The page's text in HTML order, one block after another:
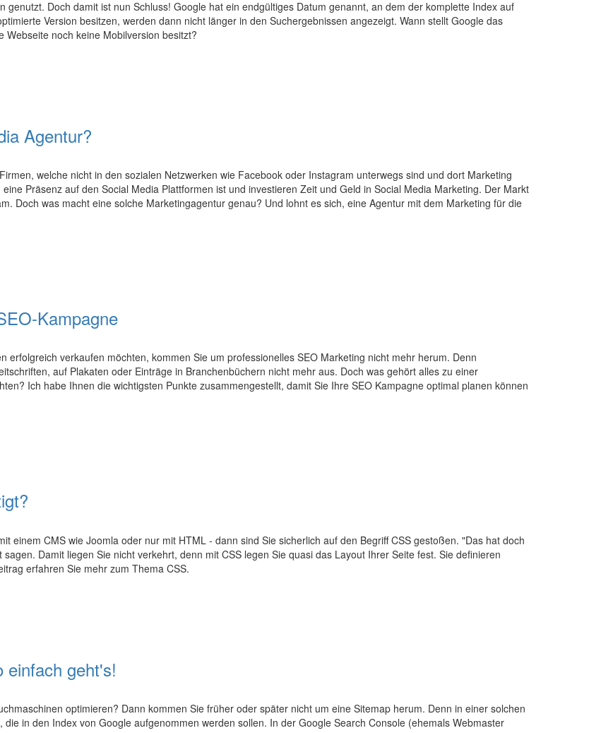
Doch damit ist nun Schluss! Google hat ein endgültiges Datum genannt, an dem der komplette Index auf
Version besitzen, werden dann nicht länger in den Suchergebnissen angezeigt. Wann stellt Google das
noch keine Mobilversion besitzt?
Agentur?
welche nicht in den sozialen Netzwerken wie Facebook oder Instagram unterwegs sind und dort Marketing
Präsenz auf den Social Media Plattformen ist und investieren Zeit und Geld in Social Media Marketing. Der Markt
Doch was macht eine solche Marketingagentur genau? Und lohnt es sich, eine Agentur mit dem Marketing für die
Kampagne
erfolgreich verkaufen möchten, kommen Sie um professionelles SEO Marketing nicht mehr herum. Denn
auf Plakaten oder Einträge in Branchenbüchern nicht mehr aus. Doch was gehört alles zu einer
Ich habe Ihnen die wichtigsten Punkte zusammengestellt, damit Sie Ihre SEO Kampagne optimal planen können
einem CMS wie Joomla oder nur mit HTML - dann sind Sie sicherlich auf den Begriff CSS gestoßen. "Das hat doch
Damit liegen Sie nicht verkehrt, denn mit CSS legen Sie quasi das Layout Ihrer Seite fest. Sie definieren
erfahren Sie mehr zum Thema CSS.
einfach geht's!
optimieren? Dann kommen Sie früher oder später nicht um eine Sitemap herum. Denn in einer solchen
in den Index von Google aufgenommen werden sollen. In der Google Search Console (ehemals Webmaster